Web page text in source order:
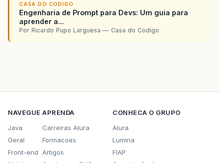
CASA DO CODIGO
Engenharia de Prompt para Devs: Um guia para
aprender a...
Por Ricardo Pupo Larguesa — Casa do Codigo
NAVEGUE
Java
Geral
Front-end
APRENDA
Carreiras Alura
Formacoes
Artigos
CONHECA O GRUPO
Alura
Lumina
FIAP